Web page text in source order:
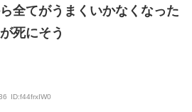
全てがうまくいかなくなった
死にそう
ID:f44frxIW0